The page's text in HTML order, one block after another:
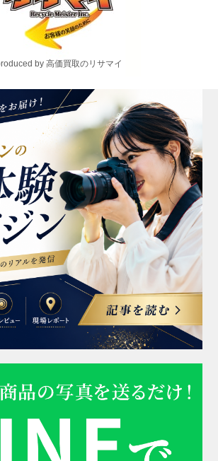
by 高価買取のリサマイ